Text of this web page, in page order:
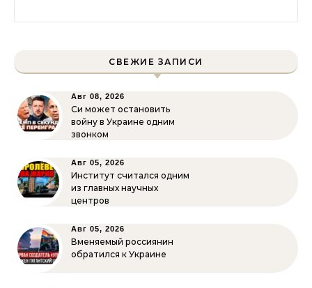
СВЕЖИЕ ЗАПИСИ
Авг 08, 2026
Си может остановить
войну в Украине одним
звонком
Авг 05, 2026
Институт считался одним
из главных научных
центров
Авг 05, 2026
Вменяемый россиянин
обратился к Украине